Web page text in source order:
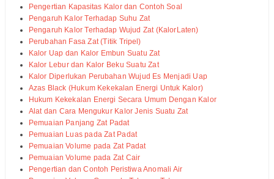
Pengertian Kapasitas Kalor dan Contoh Soal
Pengaruh Kalor Terhadap Suhu Zat
Pengaruh Kalor Terhadap Wujud Zat (KalorLaten)
Perubahan Fasa Zat (Titik Tripel)
Kalor Uap dan Kalor Embun Suatu Zat
Kalor Lebur dan Kalor Beku Suatu Zat
Kalor Diperlukan Perubahan Wujud Es Menjadi Uap
Azas Black (Hukum Kekekalan Energi Untuk Kalor)
Hukum Kekekalan Energi Secara Umum Dengan Kalor
Alat dan Cara Mengukur Kalor Jenis Suatu Zat
Pemuaian Panjang Zat Padat
Pemuaian Luas pada Zat Padat
Pemuaian Volume pada Zat Padat
Pemuaian Volume pada Zat Cair
Pengertian dan Contoh Peristiwa Anomali Air